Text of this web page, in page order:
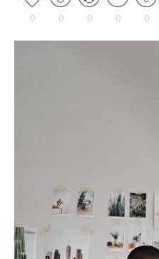
0 0 0 0 0